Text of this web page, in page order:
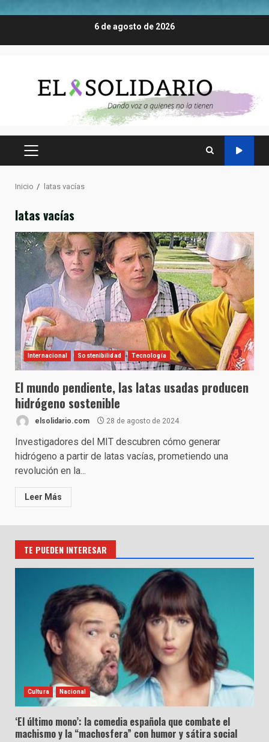
6 de agosto de 2026
MENÚ
Inicio latas vacías
latas vacías
Internacional Sostenibilidad Tecnología
El mundo pendiente, las latas usadas producen
hidrógeno sostenible
elsolidario.com 28 de agosto de 2024
Investigadores del MIT descubren cómo generar
hidrógeno a partir de latas vacías, prometiendo una
revolución en la...
Leer Más
TE PUEDEN INTERESAR
Cultura Nacional
‘El último mono’: la comedia española que combate el
machismo y la “machosfera” con humor y sátira social